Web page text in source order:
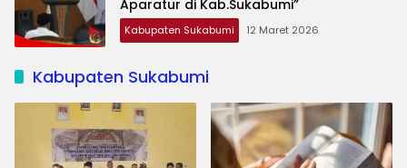
Aparatur di Kab.Sukabumi”
Kabupaten Sukabumi 12 Maret 2026
Kabupaten Sukabumi